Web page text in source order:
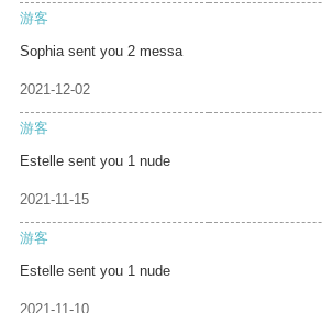
游客
Sophia sent you 2 messa
2021-12-02
游客
Estelle sent you 1 nude
2021-11-15
游客
Estelle sent you 1 nude
2021-11-10